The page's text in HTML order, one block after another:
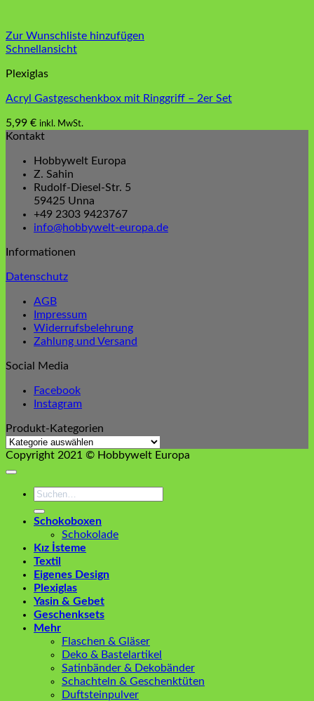
Zur Wunschliste hinzufügen
Schnellansicht
Plexiglas
Acryl Gastgeschenkbox mit Ringgriff – 2er Set
5,99 € inkl. MwSt.
Dieses
weist
mehrere
Varianten
Optionen
auf
Produktseite
gewählt
werden
Kontakt
Hobbywelt Europa
Z. Sahin
Rudolf-Diesel-Str. 5
59425 Unna
+49 2303 9423767
info@hobbywelt-europa.de
Informationen
Datenschutz
AGB
Impressum
Widerrufsbelehrung
Zahlung und Versand
Social Media
Facebook
Instagram
Produkt-Kategorien
Copyright 2021 © Hobbywelt Europa
Suchen
Schokoboxen
Schokolade
Kız İsteme
Textil
Eigenes Design
Plexiglas
Yasin & Gebet
Geschenksets
Mehr
Flaschen & Gläser
Deko & Bastelartikel
Satinbänder & Dekobänder
Schachteln & Geschenktüten
Duftsteinpulver